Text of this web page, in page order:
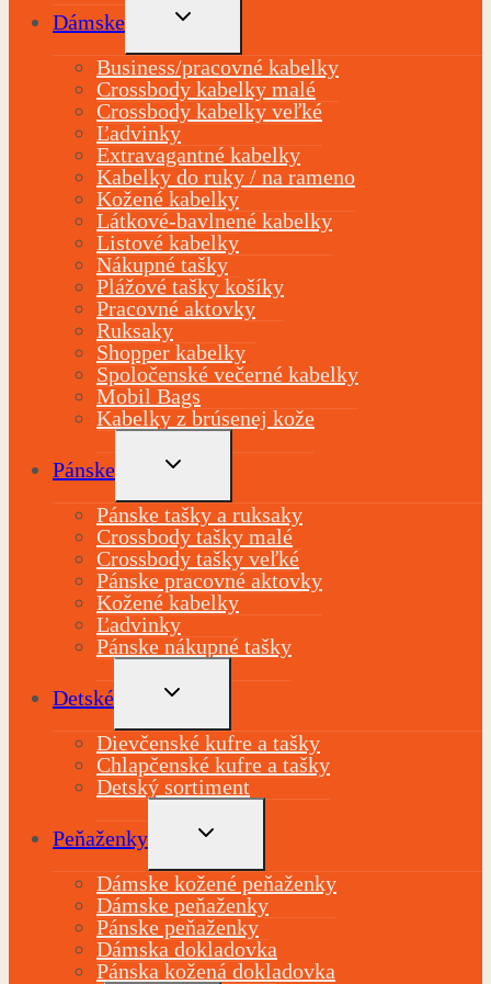
Dámske
TOGGLE
MENU
Business/pracovné kabelky
Crossbody kabelky malé
Crossbody kabelky veľké
Ľadvinky
Extravagantné kabelky
Kabelky do ruky / na rameno
Kožené kabelky
Látkové-bavlnené kabelky
Listové kabelky
Nákupné tašky
Plážové tašky košíky
Pracovné aktovky
Ruksaky
Shopper kabelky
Spoločenské večerné kabelky
Mobil Bags
Kabelky z brúsenej kože
Pánske
TOGGLE
MENU
Pánske tašky a ruksaky
Crossbody tašky malé
Crossbody tašky veľké
Pánske pracovné aktovky
Kožené kabelky
Ľadvinky
Pánske nákupné tašky
Detské
TOGGLE
MENU
Dievčenské kufre a tašky
Chlapčenské kufre a tašky
Detský sortiment
Peňaženky
TOGGLE
MENU
Dámske kožené peňaženky
Dámske peňaženky
Pánske peňaženky
Dámska dokladovka
Pánska kožená dokladovka